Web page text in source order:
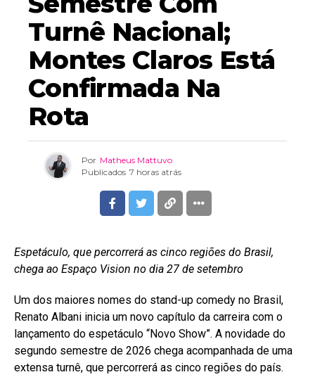
Turnê Nacional;
Montes Claros Está
Confirmada Na
Rota
Por Matheus Mattuvo
Publicados 7 horas atrás
Espetáculo, que percorrerá as cinco regiões do Brasil,
chega ao Espaço Vision no dia 27 de setembro
Um dos maiores nomes do stand-up comedy no Brasil,
Renato Albani inicia um novo capítulo da carreira com o
lançamento do espetáculo “Novo Show”. A novidade do
segundo semestre de 2026 chega acompanhada de uma
extensa turnê, que percorrerá as cinco regiões do país.